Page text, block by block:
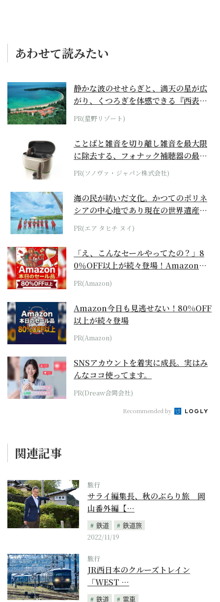
あわせて読みたい
静かな波のせせらぎと、満天の星が広
がり、くつろぎを体感できる『西表島
ホテル by...
PR(星野リゾート)
ことばと雑音を切り離し雑音を最大限
に除去する、フォナック補聴器の最上
位モデル
PR(ソノヴァ・ジャパン株式会社)
海の民が紡いだ文化。かつてのポリネ
シアの中心地であり現在の世界遺産か
らみえてくる...
PR(エア タヒチ ヌイ)
「え、こんなセールやってたの？」8
0％OFF以上が続々登場！Amazonの
本気が...
PR(Amazon)
Amazon今日も見逃せない！80%OFF
以上が続々登場
PR(Amazon)
SNSアカウントを着実に成長。実はみ
んなココ使ってます。
PR(Dreaw合同会社)
Recommended by
関連記事
旅行
サライ編集長、秋のぶらり旅 岡
山番外編【…
鉄道
鉄道旅
2022/11/19
旅行
JR西日本のクルーズトレイン
「WEST …
鉄道 電車